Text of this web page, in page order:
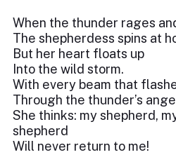
When the thunder rages
The shepherdess spins at
But her heart floats up
Into the wild storm.
With every beam that
Through the thunder’s
She thinks: my shepherd,
shepherd
Will never return to me!